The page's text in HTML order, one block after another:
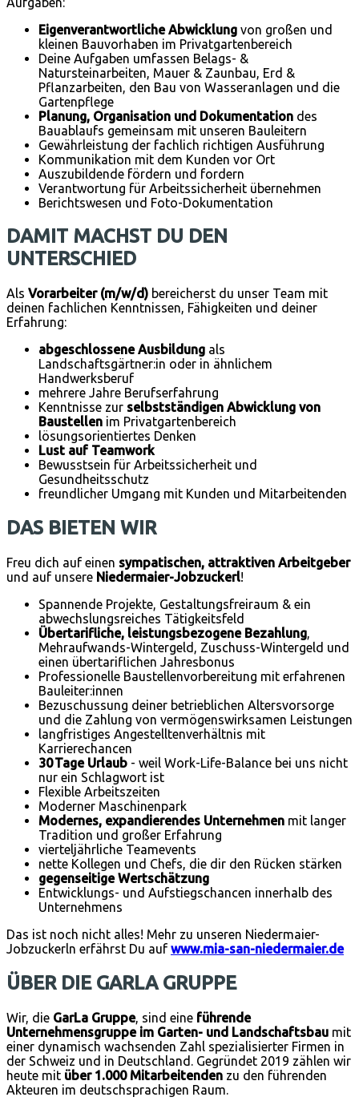
Eigenverantwortliche Abwicklung von großen und
kleinen Bauvorhaben im Privatgartenbereich
Deine Aufgaben umfassen Belags- &
Natursteinarbeiten, Mauer & Zaunbau, Erd &
Pflanzarbeiten, den Bau von Wasseranlagen und die
Gartenpflege
Planung, Organisation und Dokumentation des
Bauablaufs gemeinsam mit unseren Bauleitern
Gewährleistung der fachlich richtigen Ausführung
Kommunikation mit dem Kunden vor Ort
Auszubildende fördern und fordern
Verantwortung für Arbeitssicherheit übernehmen
Berichtswesen und Foto-Dokumentation
DAMIT MACHST DU DEN
UNTERSCHIED
Als Vorarbeiter (m/w/d) bereicherst du unser Team mit
deinen fachlichen Kenntnissen, Fähigkeiten und deiner
Erfahrung:
abgeschlossene Ausbildung als
Landschaftsgärtner:in oder in ähnlichem
Handwerksberuf
mehrere Jahre Berufserfahrung
Kenntnisse zur selbstständigen Abwicklung von
Baustellen im Privatgartenbereich
lösungsorientiertes Denken
Lust auf Teamwork
Bewusstsein für Arbeitssicherheit und
Gesundheitsschutz
freundlicher Umgang mit Kunden und Mitarbeitenden
DAS BIETEN WIR
Freu dich auf einen sympatischen, attraktiven Arbeitgeber
und auf unsere Niedermaier-Jobzuckerl!
Spannende Projekte, Gestaltungsfreiraum & ein
abwechslungsreiches Tätigkeitsfeld
Übertarifliche, leistungsbezogene Bezahlung,
Mehraufwands-Wintergeld, Zuschuss-Wintergeld und
einen übertariflichen Jahresbonus
Professionelle Baustellenvorbereitung mit erfahrenen
Bauleiter:innen
Bezuschussung deiner betrieblichen Altersvorsorge
und die Zahlung von vermögenswirksamen Leistungen
langfristiges Angestelltenverhältnis mit
Karrierechancen
30 Tage Urlaub - weil Work-Life-Balance bei uns nicht
nur ein Schlagwort ist
Flexible Arbeitszeiten
Moderner Maschinenpark
Modernes, expandierendes Unternehmen mit langer
Tradition und großer Erfahrung
vierteljährliche Teamevents
nette Kollegen und Chefs, die dir den Rücken stärken
gegenseitige Wertschätzung
Entwicklungs- und Aufstiegschancen innerhalb des
Unternehmens
Das ist noch nicht alles! Mehr zu unseren Niedermaier-
Jobzuckerln erfährst Du auf www.mia-san-niedermaier.de
ÜBER DIE GARLA GRUPPE
Wir, die GarLa Gruppe, sind eine führende
Unternehmensgruppe im Garten- und Landschaftsbau mit
einer dynamisch wachsenden Zahl spezialisierter Firmen in
der Schweiz und in Deutschland. Gegründet 2019 zählen wir
heute mit über 1.000 Mitarbeitenden zu den führenden
Akteuren im deutschsprachigen Raum.